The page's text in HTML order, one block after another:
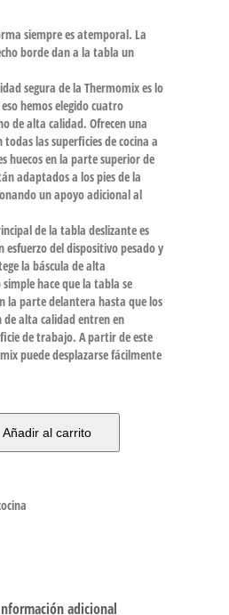
siempre es atemporal. La
borde dan a la tabla un
segura de la Thermomix es lo
hemos elegido cuatro
de alta calidad. Ofrecen una
las superficies de cocina a
huecos en la parte superior de
adaptados a los pies de la
un apoyo adicional al
de la tabla deslizante es
esfuerzo del dispositivo pesado y
la báscula de alta
hace que la tabla se
la parte delantera hasta que los
de alta calidad entren en
de trabajo. A partir de este
puede desplazarse fácilmente
Añadir al carrito
adicional